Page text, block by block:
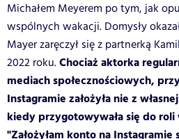
Michałem Meyerem po tym, jak
wspólnych wakacji. Domysły
Mayer zaręczył się z partnerką
2022 roku.Chociaż aktorka
mediach społecznościowych,
Instagramie założyła nie z
kiedy przygotowywała się do
"Założyłam konto na